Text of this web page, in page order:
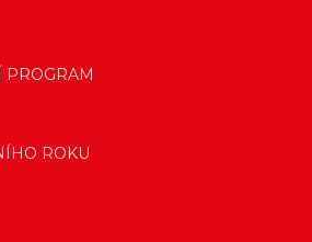
PROGRAM
ROKU